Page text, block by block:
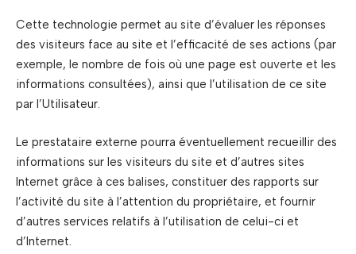
Cette technologie permet au site d’évaluer les réponses
des visiteurs face au site et l’efficacité de ses actions (par
exemple, le nombre de fois où une page est ouverte et les
informations consultées), ainsi que l’utilisation de ce site
par l’Utilisateur.
Le prestataire externe pourra éventuellement recueillir des
informations sur les visiteurs du site et d’autres sites
Internet grâce à ces balises, constituer des rapports sur
l’activité du site à l’attention du propriétaire, et fournir
d’autres services relatifs à l’utilisation de celui-ci et
d’Internet.